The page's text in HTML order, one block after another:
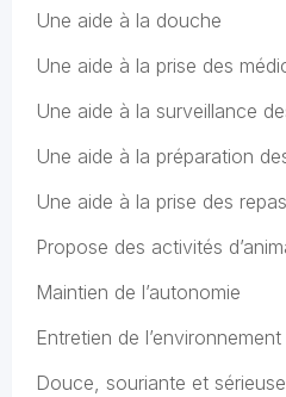
Une aide à la douche
Une aide à la prise des
Une aide à la surveillance
Une aide à la préparation
Une aide à la prise des repas
Propose des activités
Maintien de l’autonomie
Entretien de l’environnement
Douce, souriante et